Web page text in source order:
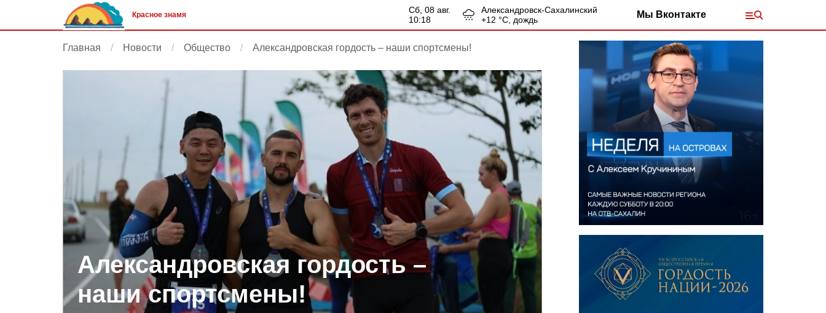
Красное знамя
сб, 08 авг.
10:18
Александровск-Сахалинский
+12 °С, дождь Мы Вконтакте
Главная Новости Общество Александровская гордость – наши спортсмены!
Александровская гордость –
наши спортсмены!